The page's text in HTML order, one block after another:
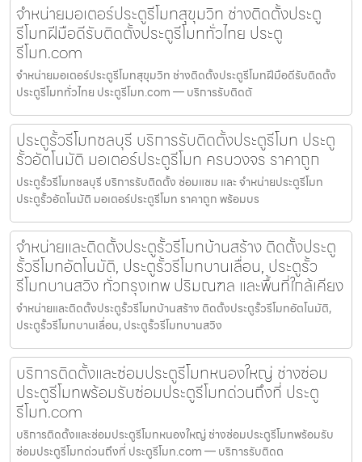
จำหน่ายมอเตอร์ประตูรีโมทสุขุมวิท ช่างติดตั้งประตู
รีโมทฝีมือดีรับติดตั้งประตูรีโมททั่วไทย ประตู
รีโมท.com
จำหน่ายมอเตอร์ประตูรีโมทสุขุมวิท ช่างติดตั้งประตูรีโมทฝีมือดีรับติดตั้ง
ประตูรีโมททั่วไทย ประตูรีโมท.com — บริการรับติดตั
ประตูรั้วรีโมทชลบุรี บริการรับติดตั้งประตูรีโมท ประตู
รั้วอัตโนมัติ มอเตอร์ประตูรีโมท ครบวงจร ราคาถูก
ประตูรั้วรีโมทชลบุรี บริการรับติดตั้ง ซ่อมแซม และ จำหน่ายประตูรีโมท
ประตูรั้วอัตโนมัติ มอเตอร์ประตูรีโมท ราคาถูก พร้อมบร
จำหน่ายและติดตั้งประตูรั้วรีโมทบ้านสร้าง ติดตั้งประตู
รั้วรีโมทอัตโนมัติ, ประตูรั้วรีโมทบานเลื่อน, ประตูรั้ว
รีโมทบานสวิง ทั่วกรุงเทพ ปริมณฑล และพื้นที่ใกล้เคียง
จำหน่ายและติดตั้งประตูรั้วรีโมทบ้านสร้าง ติดตั้งประตูรั้วรีโมทอัตโนมัติ,
ประตูรั้วรีโมทบานเลื่อน, ประตูรั้วรีโมทบานสวิง
บริการติดตั้งและซ่อมประตูรีโมทหนองใหญ่ ช่างซ่อม
ประตูรีโมทพร้อมรับซ่อมประตูรีโมทด่วนถึงที่ ประตู
รีโมท.com
บริการติดตั้งและซ่อมประตูรีโมทหนองใหญ่ ช่างซ่อมประตูรีโมทพร้อมรับ
ซ่อมประตูรีโมทด่วนถึงที่ ประตูรีโมท.com — บริการรับติดต